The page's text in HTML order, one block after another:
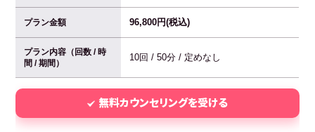
プラン金額 96,800円(税込)
プラン内容（回数 / 時
間 / 期間）
10回 / 50分 / 定めなし
無料カウンセリングを受ける